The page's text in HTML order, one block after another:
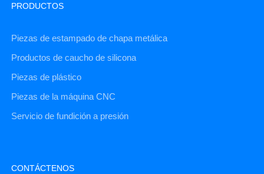
PRODUCTOS
Piezas de estampado de chapa metálica
Productos de caucho de silicona
Piezas de plástico
Piezas de la máquina CNC
Servicio de fundición a presión
CONTÁCTENOS